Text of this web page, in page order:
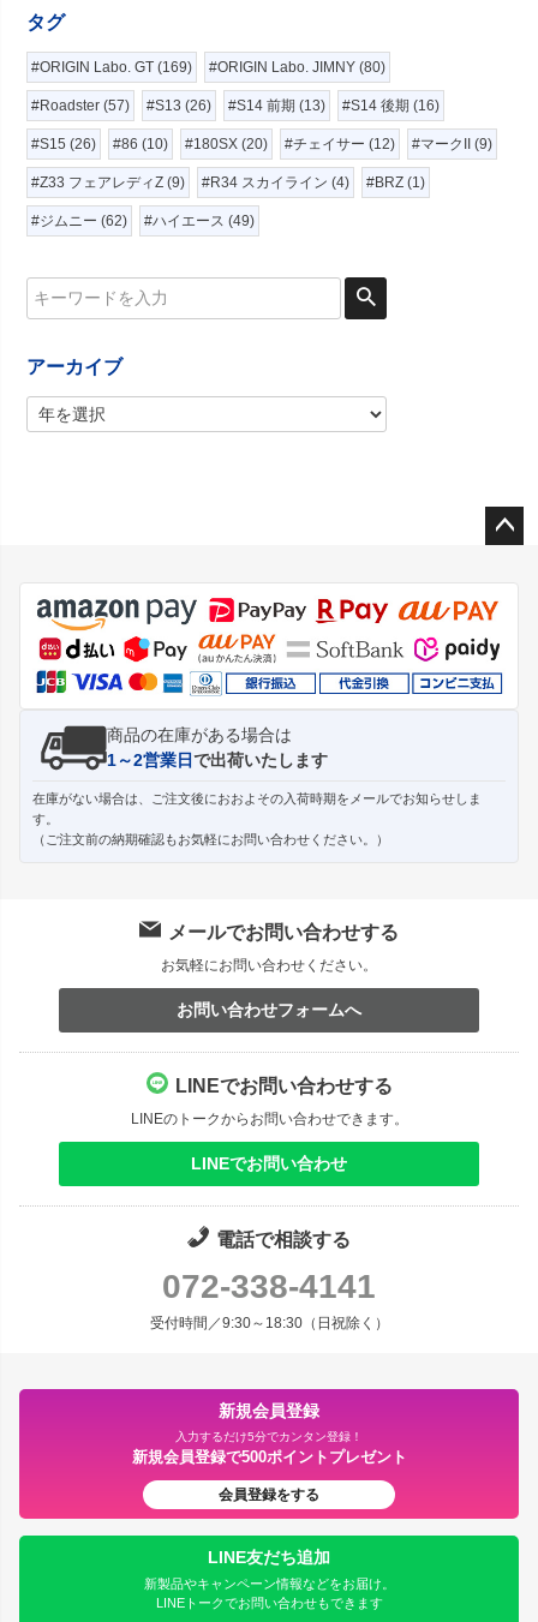
タグ
#ORIGIN Labo. GT (169) #ORIGIN Labo. JIMNY (80)
#Roadster (57) #S13 (26) #S14 前期 (13) #S14 後期 (16)
#S15 (26) #86 (10) #180SX (20) #チェイサー (12) #マークII (9)
#Z33 フェアレディZ (9) #R34 スカイライン (4) #BRZ (1)
#ジムニー (62) #ハイエース (49)
アーカイブ
ジト
ップ
へ
商品の在庫がある場合は
1～2営業日で出荷いたします
在庫がない場合は、ご注文後におおよその入荷時期をメールでお知らせしま
す。
（ご注文前の納期確認もお気軽にお問い合わせください。）
メールでお問い合わせする
お気軽にお問い合わせください。
お問い合わせフォームへ
LINEでお問い合わせする
LINEのトークからお問い合わせできます。
LINEでお問い合わせ
電話で相談する
072-338-4141
受付時間／9:30～18:30（日祝除く）
新規会員登録
入力するだけ5分でカンタン登録！
新規会員登録で500ポイントプレゼント
会員登録をする
LINE友だち追加
新製品やキャンペーン情報などをお届け。
LINEトークでお問い合わせもできます